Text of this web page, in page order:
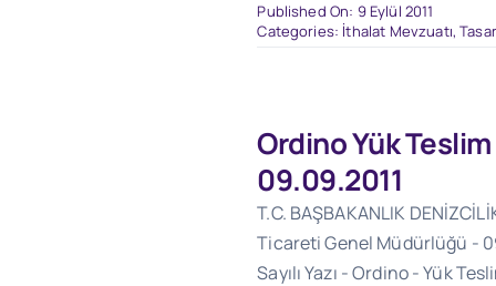
Published On: 9 Eylül 2011
Categories: İthalat Mevzuatı,
Ordino Yük
09.09.2011
T.C. BAŞBAKANLIK
Ticareti Genel Müdürlüğü -
Sayılı Yazı - Ordino - Yük